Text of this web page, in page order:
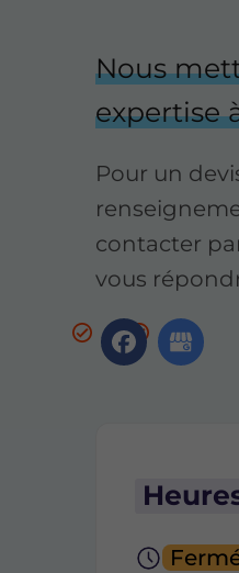
Nous
expertise
Pour un
contacter
vous